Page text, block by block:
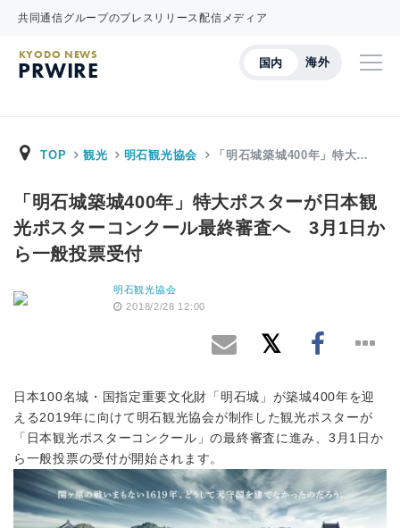
共同通信グループのプレスリリース配信メディア
国内 海外
KYODO NEWS
PRWIRE
TOP 観光 明石観光協会 「明石城築城400年」特大…
「明石城築城400年」特大ポスターが日本観
光ポスターコンクール最終審査へ 3月1日か
ら一般投票受付
明石観光協会
2018/2/28 12:00
日本100名城・国指定重要文化財「明石城」が築城400年を迎
える2019年に向けて明石観光協会が制作した観光ポスターが
「日本観光ポスターコンクール」の最終審査に進み、3月1日か
ら一般投票の受付が開始されます。